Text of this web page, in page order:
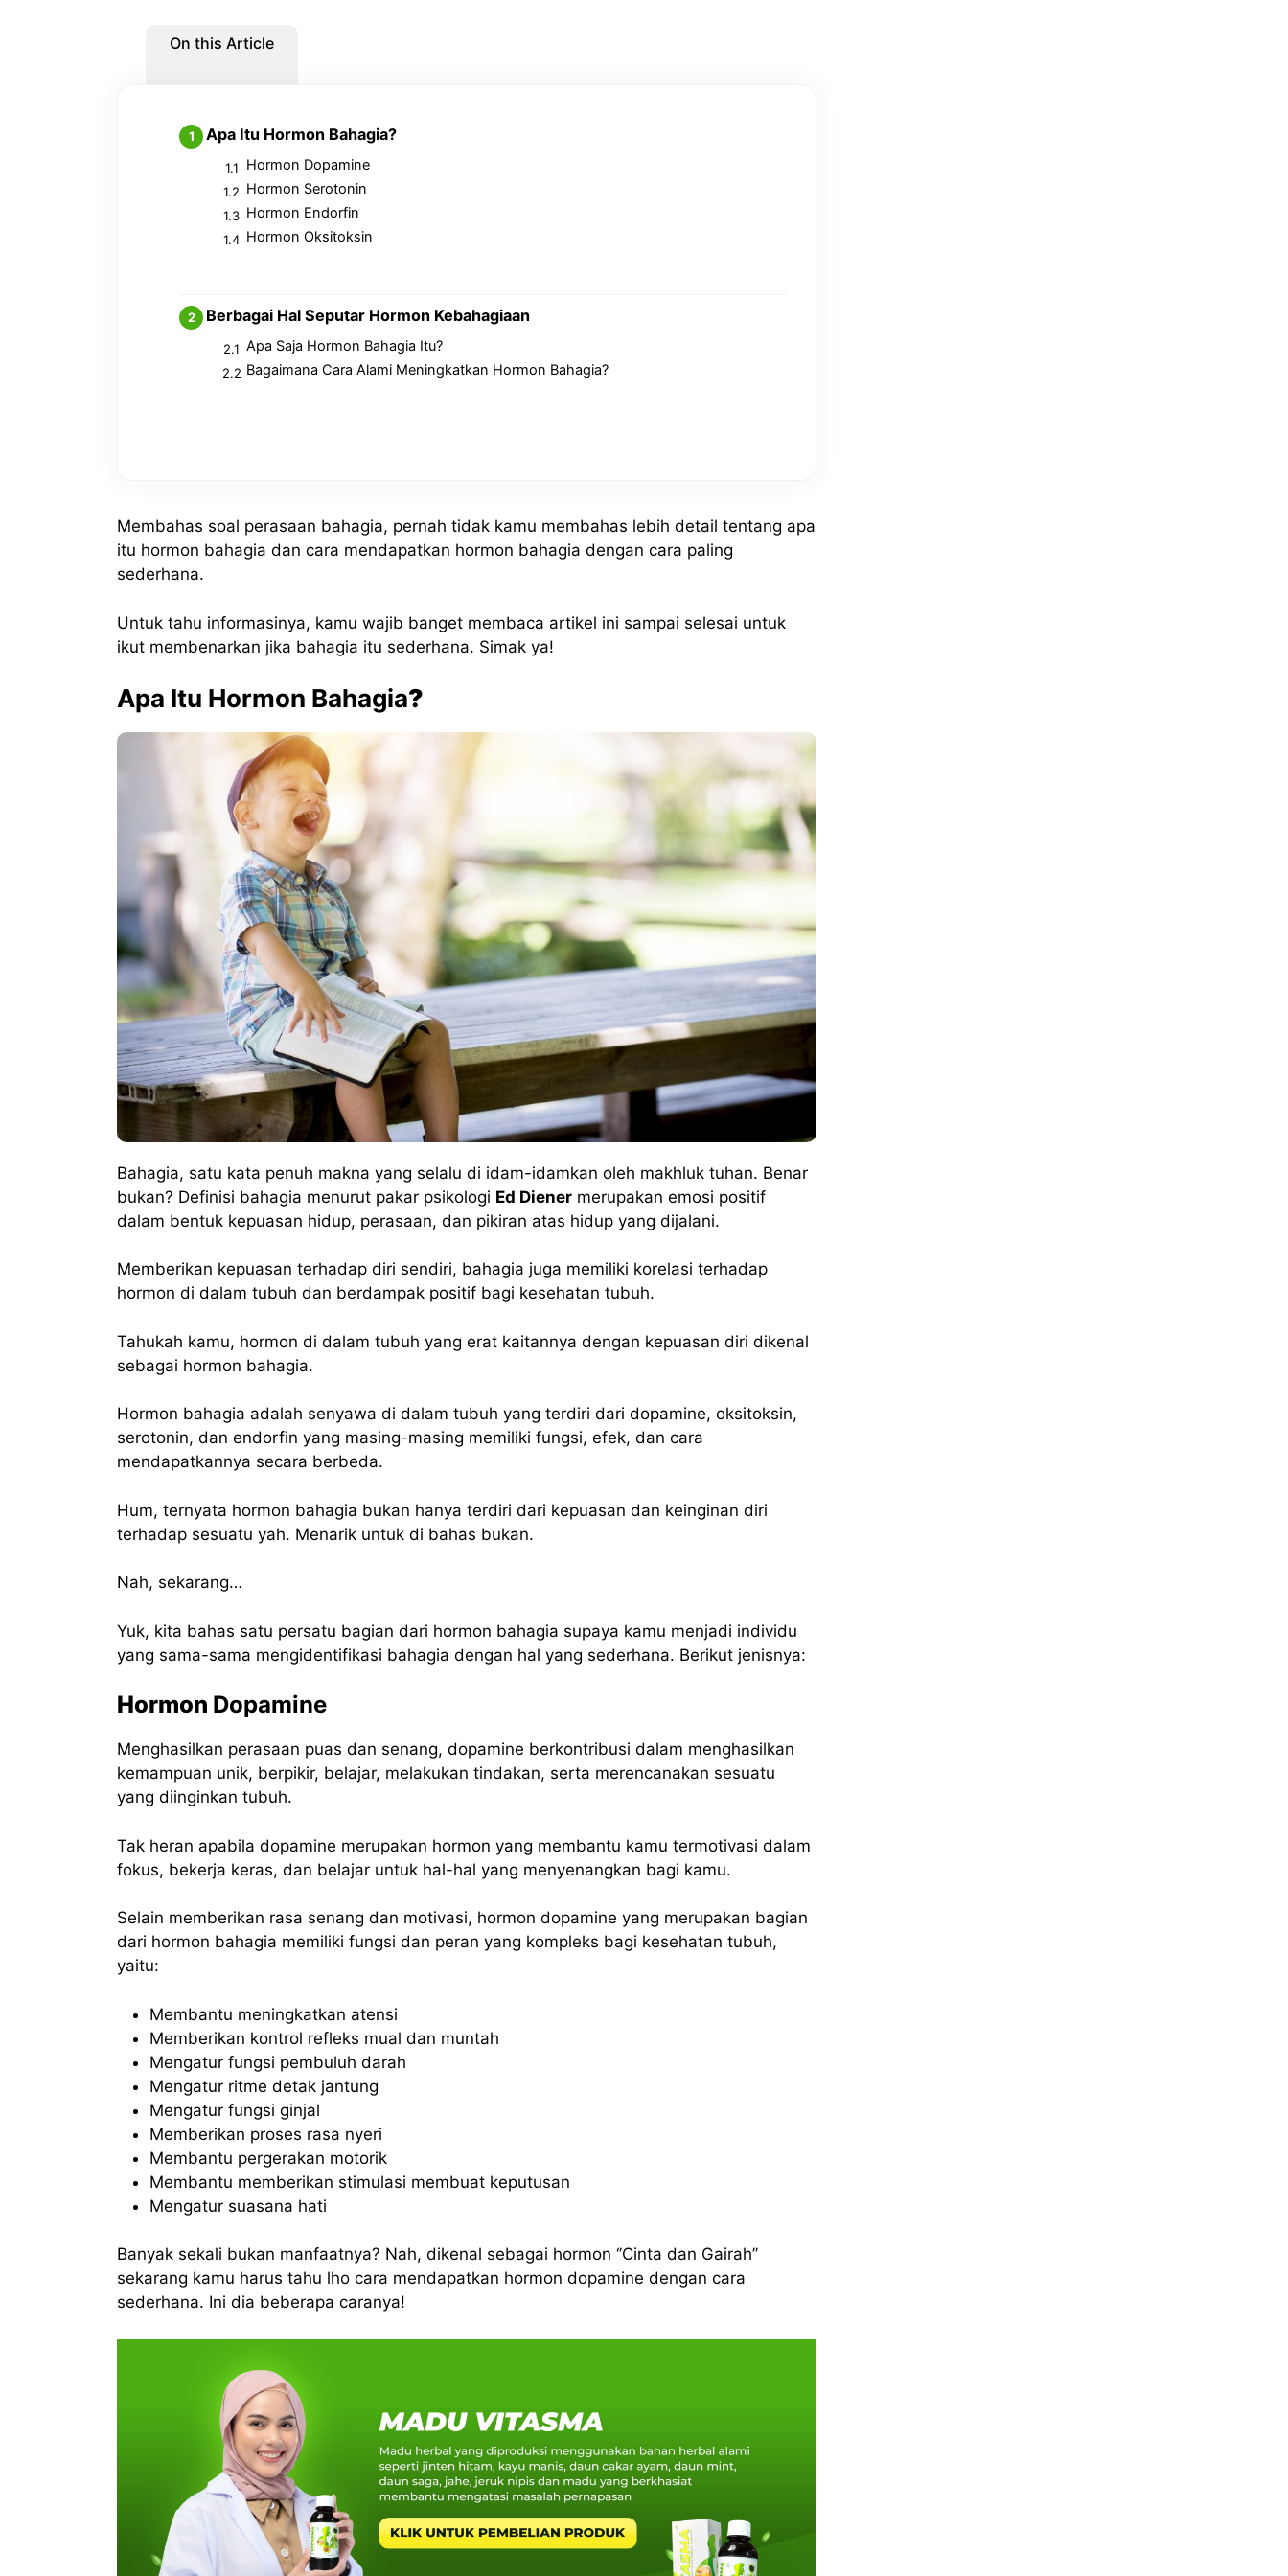
On this Article
Apa Itu Hormon Bahagia?
Hormon Dopamine
Hormon Serotonin
Hormon Endorfin
Hormon Oksitoksin
Berbagai Hal Seputar Hormon Kebahagiaan
Apa Saja Hormon Bahagia Itu?
Bagaimana Cara Alami Meningkatkan Hormon Bahagia?
Membahas soal perasaan bahagia, pernah tidak kamu membahas lebih detail tentang apa
itu hormon bahagia dan cara mendapatkan hormon bahagia dengan cara paling
sederhana.
Untuk tahu informasinya, kamu wajib banget membaca artikel ini sampai selesai untuk
ikut membenarkan jika bahagia itu sederhana. Simak ya!
Apa Itu Hormon Bahagia?
Bahagia, satu kata penuh makna yang selalu di idam-idamkan oleh makhluk tuhan. Benar
bukan? Definisi bahagia menurut pakar psikologi Ed Diener merupakan emosi positif
dalam bentuk kepuasan hidup, perasaan, dan pikiran atas hidup yang dijalani.
Memberikan kepuasan terhadap diri sendiri, bahagia juga memiliki korelasi terhadap
hormon di dalam tubuh dan berdampak positif bagi kesehatan tubuh.
Tahukah kamu, hormon di dalam tubuh yang erat kaitannya dengan kepuasan diri dikenal
sebagai hormon bahagia.
Hormon bahagia adalah senyawa di dalam tubuh yang terdiri dari dopamine, oksitoksin,
serotonin, dan endorfin yang masing-masing memiliki fungsi, efek, dan cara
mendapatkannya secara berbeda.
Hum, ternyata hormon bahagia bukan hanya terdiri dari kepuasan dan keinginan diri
terhadap sesuatu yah. Menarik untuk di bahas bukan.
Nah, sekarang…
Yuk, kita bahas satu persatu bagian dari hormon bahagia supaya kamu menjadi individu
yang sama-sama mengidentifikasi bahagia dengan hal yang sederhana. Berikut jenisnya:
Hormon Dopamine
Menghasilkan perasaan puas dan senang, dopamine berkontribusi dalam menghasilkan
kemampuan unik, berpikir, belajar, melakukan tindakan, serta merencanakan sesuatu
yang diinginkan tubuh.
Tak heran apabila dopamine merupakan hormon yang membantu kamu termotivasi dalam
fokus, bekerja keras, dan belajar untuk hal-hal yang menyenangkan bagi kamu.
Selain memberikan rasa senang dan motivasi, hormon dopamine yang merupakan bagian
dari hormon bahagia memiliki fungsi dan peran yang kompleks bagi kesehatan tubuh,
yaitu:
Membantu meningkatkan atensi
Memberikan kontrol refleks mual dan muntah
Mengatur fungsi pembuluh darah
Mengatur ritme detak jantung
Mengatur fungsi ginjal
Memberikan proses rasa nyeri
Membantu pergerakan motorik
Membantu memberikan stimulasi membuat keputusan
Mengatur suasana hati
Banyak sekali bukan manfaatnya? Nah, dikenal sebagai hormon ‘’Cinta dan Gairah’’
sekarang kamu harus tahu lho cara mendapatkan hormon dopamine dengan cara
sederhana. Ini dia beberapa caranya!